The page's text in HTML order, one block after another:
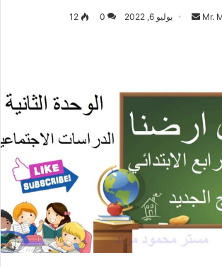
Mr.
ك
ت
ر
يوليو 6, 2022 0
12